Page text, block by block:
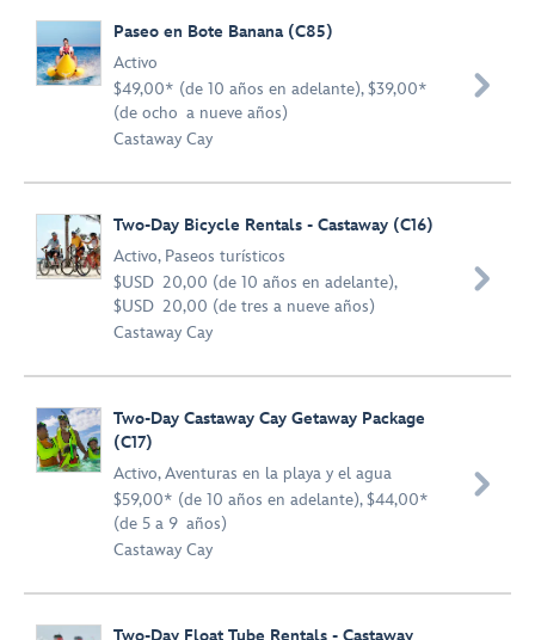
Paseo en Bote Banana (C85)
Activo
$49,00* (de 10 años en adelante), $39,00*
(de ocho a nueve años)
Castaway Cay

Two-Day Bicycle Rentals - Castaway (C16)
Activo, Paseos turísticos
$USD 20,00 (de 10 años en adelante),
$USD 20,00 (de tres a nueve años)
Castaway Cay

Two-Day Castaway Cay Getaway Package
(C17)
Activo,Aventuras en la playa y el agua
$59,00* (de 10 años en adelante), $44,00*
(de 5 a 9 años)
Castaway Cay

Two-Day Float Tube Rentals - Castaway